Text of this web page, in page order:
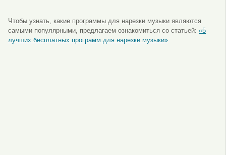
Чтобы узнать, какие программы для нарезки музыки являются
самыми популярными, предлагаем ознакомиться со статьей:«5
лучших бесплатных программ для нарезки музыки»